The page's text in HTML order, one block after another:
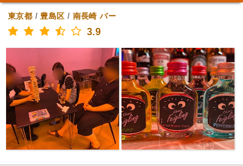
東京都 /豊島区 / 南長崎 バー
3.9